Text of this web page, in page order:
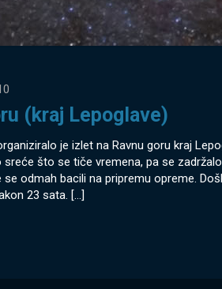
(kraj Lepoglave)
je izlet na Ravnu goru kraj
što se tiče vremena, pa se
odmah bacili na pripremu opreme.
23 sata. […]